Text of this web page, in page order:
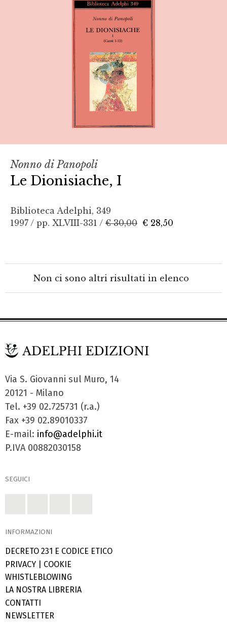
Nonno di Panopoli
Le Dionisiache, I
Biblioteca Adelphi, 349
1997 / pp. XLVIII-331 / € 30,00 € 28,50
Non ci sono altri risultati in elenco
Via S. Giovanni sul Muro, 14
20121 - Milano
Tel. +39 02.725731 (r.a.)
Fax +39 02.89010337
E-mail: info@adelphi.it
P.IVA 00882030158
SEGUICI
INFORMAZIONI
DECRETO 231 E CODICE ETICO
PRIVACY
COOKIE
WHISTLEBLOWING
LA NOSTRA LIBRERIA
CONTATTI
NEWSLETTER